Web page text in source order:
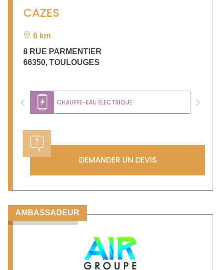
CAZES
6 km
8 RUE PARMENTIER
66350, TOULOUGES
CHAUFFE-EAU ÉLECTRIQUE
Previous Next
DEMANDER UN DEVIS
AMBASSADEUR